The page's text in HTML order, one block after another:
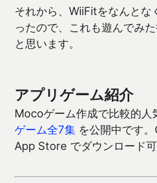
それから、WiiFitをなんとな
ったので、これも遊んでみ
と思います。
アプリゲーム紹介
Mocoゲーム作成で比較的人
ゲーム全7集 を公開中です
App Store でダウンロード可